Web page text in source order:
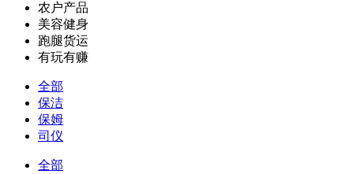
农户产品
美容健身
跑腿货运
有玩有赚
全部
保洁
保姆
司仪
全部